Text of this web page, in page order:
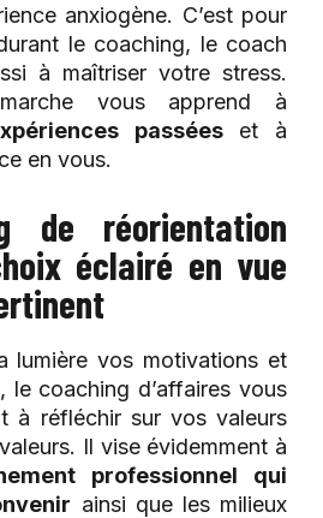
anxiogène. C’est pour
le coaching, le coach
à maîtriser votre stress.
vous apprend à
passées et à
en vous.
de réorientation
éclairé en vue
lumière vos motivations et
le coaching d’affaires vous
à réfléchir sur vos valeurs
Il vise évidemment à
professionnel qui
ainsi que les milieux